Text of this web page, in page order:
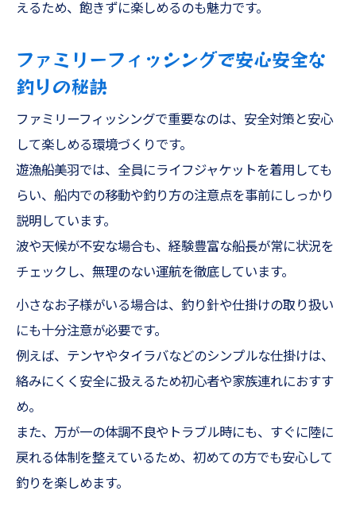
えるため、飽きずに楽しめるのも魅力です。
ファミリーフィッシングで安心安全な
釣りの秘訣
ファミリーフィッシングで重要なのは、安全対策と安心
して楽しめる環境づくりです。
遊漁船美羽では、全員にライフジャケットを着用しても
らい、船内での移動や釣り方の注意点を事前にしっかり
説明しています。
波や天候が不安な場合も、経験豊富な船長が常に状況を
チェックし、無理のない運航を徹底しています。
小さなお子様がいる場合は、釣り針や仕掛けの取り扱い
にも十分注意が必要です。
例えば、テンヤやタイラバなどのシンプルな仕掛けは、
絡みにくく安全に扱えるため初心者や家族連れにおすす
め。
また、万が一の体調不良やトラブル時にも、すぐに陸に
戻れる体制を整えているため、初めての方でも安心して
釣りを楽しめます。